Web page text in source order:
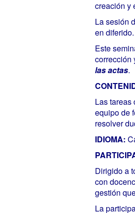
creación y
La sesión
en diferido.
Este
corrección
las actas.
Las tareas
equipo de
resolver
IDIOMA:
Dirigido a
con
gestión
La